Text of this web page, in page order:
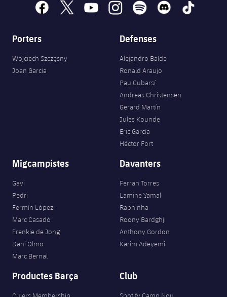
facebook
x youtubeinstagramspotify discord tiktok
Porters
Wojciech Szczęsny
Joan Garcia
Defenses
Alejandro Balde
Ronald Araujo
Pau Cubarsí
Andreas Christensen
Gerard Martín
Jules Kounde
Eric García
Héctor Fort
Migcampistes
Gavi
Pedri
Fermín López
Marc Casadó
Frenkie de Jong
Dani Olmo
Marc Bernal
Davanters
Ferran Torres
Lamine Yamal
Raphinha
Roony Bardghji
Anthony Gordon
Karim Adeyemi
Productes Barça Club